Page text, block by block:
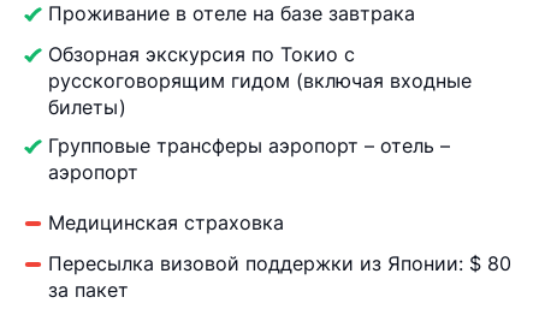
Проживание в отеле на базе завтрака
Обзорная экскурсия по Токио с
русскоговорящим гидом (включая входные
билеты)
Групповые трансферы аэропорт – отель –
аэропорт
Медицинская страховка
Пересылка визовой поддержки из Японии: $ 80
за пакет